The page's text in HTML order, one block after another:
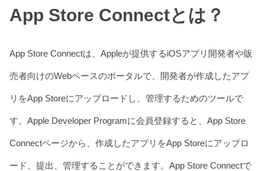
App Store Connectとは？
App Store Connectは、Appleが提供するiOSアプリ開発者や販
売者向けのWebベースのポータルで、開発者が作成したアプ
リをApp Storeにアップロードし、管理するためのツールで
す。Apple Developer Programに会員登録すると、App Store
Connectページから、作成したアプリをApp Storeにアップロ
ード、提出、管理することができます。App Store Connectで